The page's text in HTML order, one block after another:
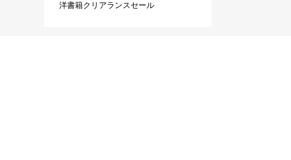
洋書籍クリアランスセール